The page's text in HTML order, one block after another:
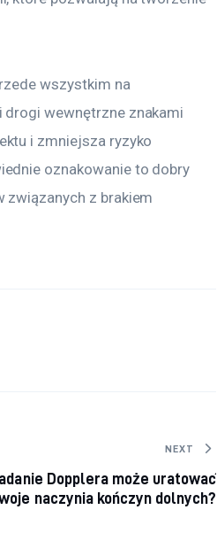
wszystkim na
wewnętrzne znakami
i zmniejsza ryzyko
oznakowanie to dobry
związanych z brakiem
NEXT
Dopplera może uratować
naczynia kończyn dolnych?